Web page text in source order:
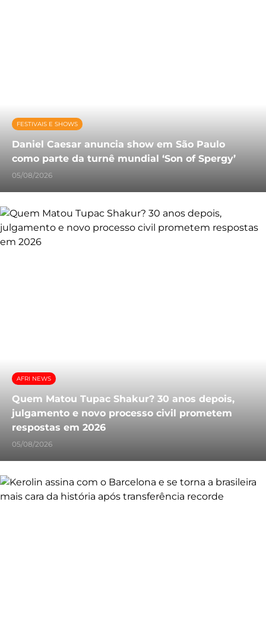
FESTIVAIS E SHOWS
Daniel Caesar anuncia show em São Paulo
como parte da turnê mundial ‘Son of Spergy’
05/08/2026
AFRI NEWS
Quem Matou Tupac Shakur? 30 anos depois,
julgamento e novo processo civil prometem
respostas em 2026
05/08/2026